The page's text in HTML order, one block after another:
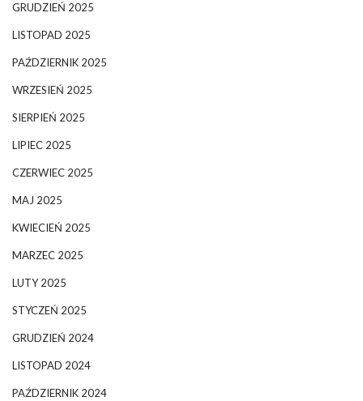
GRUDZIEŃ 2025
LISTOPAD 2025
PAŹDZIERNIK 2025
WRZESIEŃ 2025
SIERPIEŃ 2025
LIPIEC 2025
CZERWIEC 2025
MAJ 2025
KWIECIEŃ 2025
MARZEC 2025
LUTY 2025
STYCZEŃ 2025
GRUDZIEŃ 2024
LISTOPAD 2024
PAŹDZIERNIK 2024